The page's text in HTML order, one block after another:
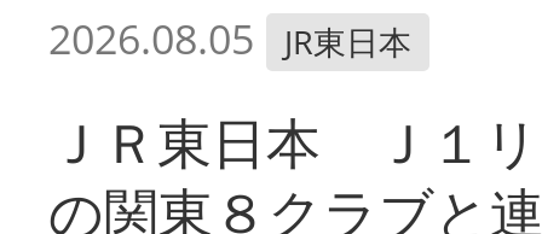
2026.08.05 JR東日本
ＪＲ東日本 Ｊ１
の関東８クラブと